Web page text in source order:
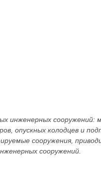
инженерных сооружений:
опускных колодцев и
сооружения,
сооружений.